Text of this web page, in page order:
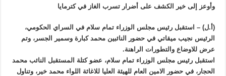
وأوعز إلى خير الكشف على أضرار تسرب الغاز في كترمايا
(أ.ل) – استقبل رئيس مجلس الوزراء تمام سلام في السراي الحكومي،
الرئيس نجيب ميقاتي في حضور النائبين محمد كبارة وسمير الجسر، وتم
عرض للاوضاع والتطورات الراهنة.
استقبل رئيس مجلس الوزراء تمام سلام، عضو كتلة المستقبل النائب محمد
الحجار، في حضور الامين العام للهيئة العليا للاغاثة اللواء محمد خير، وتناول